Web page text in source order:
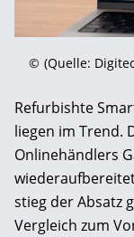
© (Quelle:
Refurbishte
liegen im Trend.
Onlinehändlers
stieg der Absatz
Vergleich zum